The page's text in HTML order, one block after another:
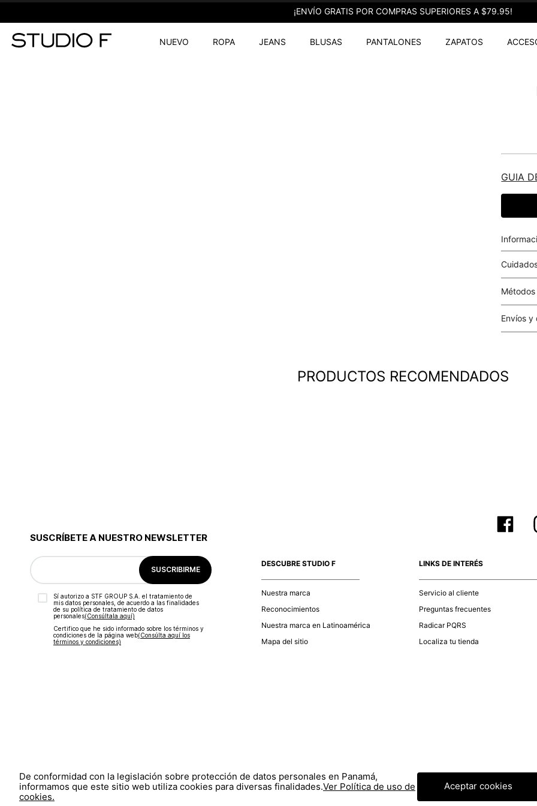
¡ENVÍO GRATIS POR COMPRAS SUPERIORES A $79.95!
NUEVO ROPA JEANS BLUSAS PANTALONES ZAPATOS
GUIA
Tarjetas
Envíos y
análisis
tu
PRODUCTOS RECOMENDADOS
SUSCRÍBETE A NUESTRO NEWSLETTER
SUSCRIBIRME
Sí autorizo a STF GROUP S.A. el tratamiento de
mis datos personales, de acuerdo a las finalidades
de su política de tratamiento de datos
personales‎(Consúltala aquí)
Certifico que he sido informado sobre los términos y
condiciones de la página web‎(Consúlta aquí los
términos y condiciones)
DESCUBRE STUDIO F
Nuestra marca
Reconocimientos
Nuestra marca en Latinoamérica
Mapa del sitio
LINKS DE INTERÉS
Servicio al cliente
Preguntas frecuentes
Radicar PQRS
Localiza tu tienda
© COPYRIGHT 2020 STF GROUP S.A. TODOS LOS DERECHOS RESERVADOS.
De conformidad con la legislación sobre protección de datos personales en Panamá,
informamos que este sitio web utiliza cookies para diversas finalidades.Ver Política de uso de
cookies.
Aceptar cookies